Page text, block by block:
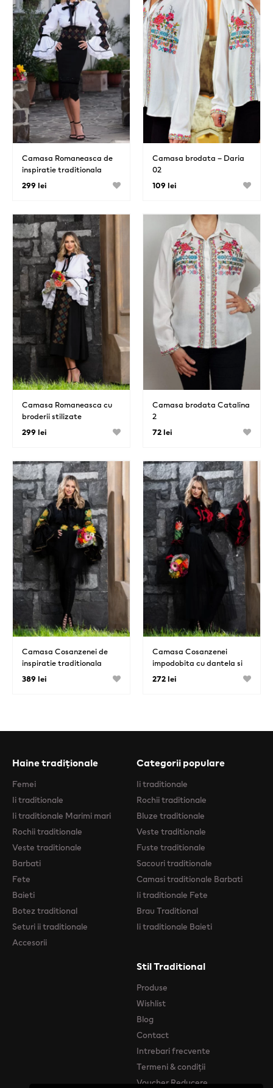
Camasa Romaneasca de
inspiratie traditionala
299 lei
Camasa brodata – Daria
02
109 lei
Camasa Romaneasca cu
broderii stilizate
299 lei
Camasa brodata Catalina
2
72 lei
Camasa Cosanzenei de
inspiratie traditionala
moldoveneasca
389 lei
Camasa Cosanzenei
impodobita cu dantela si
trandafiri rosii
272 lei
Haine tradiționale
Femei
Ii traditionale
Ii traditionale Marimi mari
Rochii traditionale
Veste traditionale
Barbati
Fete
Baieti
Botez traditional
Seturi ii traditionale
Accesorii
Categorii populare
Ii traditionale
Rochii traditionale
Bluze traditionale
Veste traditionale
Fuste traditionale
Sacouri traditionale
Camasi traditionale Barbati
Ii traditionale Fete
Brau Traditional
Ii traditionale Baieti
Stil Traditional
Produse
Wishlist
Blog
Contact
Intrebari frecvente
Termeni & condiții
Voucher Reducere